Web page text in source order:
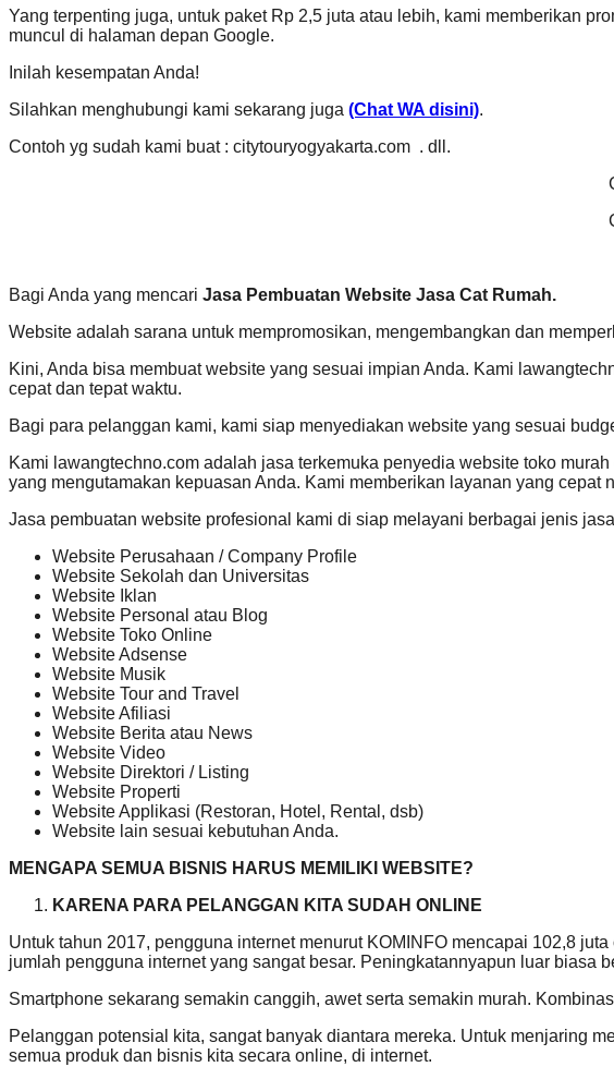
Yang terpenting juga, untuk paket Rp 2,5 juta atau lebih, kami memberikan
muncul di halaman depan Google.
Inilah kesempatan Anda!
Silahkan menghubungi kami sekarang juga (Chat WA disini).
Contoh yg sudah kami buat : citytouryogyakarta.com . dll.
Bagi Anda yang mencari Jasa Pembuatan Website Jasa Cat Rumah.
Website adalah sarana untuk mempromosikan, mengembangkan dan
Kini, Anda bisa membuat website yang sesuai impian Anda. Kami
cepat dan tepat waktu.
Bagi para pelanggan kami, kami siap menyediakan website yang sesuai
Kami lawangtechno.com adalah jasa terkemuka penyedia website toko
yang mengutamakan kepuasan Anda. Kami memberikan layanan yang cepat
Jasa pembuatan website profesional kami di siap melayani berbagai jenis
Website Perusahaan / Company Profile
Website Sekolah dan Universitas
Website Iklan
Website Personal atau Blog
Website Toko Online
Website Adsense
Website Musik
Website Tour and Travel
Website Afiliasi
Website Berita atau News
Website Video
Website Direktori / Listing
Website Properti
Website Applikasi (Restoran, Hotel, Rental, dsb)
Website lain sesuai kebutuhan Anda.
MENGAPA SEMUA BISNIS HARUS MEMILIKI WEBSITE?
KARENA PARA PELANGGAN KITA SUDAH ONLINE
Untuk tahun 2017, pengguna internet menurut KOMINFO mencapai 102,8
jumlah pengguna internet yang sangat besar. Peningkatannyapun luar biasa
Smartphone sekarang semakin canggih, awet serta semakin murah.
Pelanggan potensial kita, sangat banyak diantara mereka. Untuk menjaring
semua produk dan bisnis kita secara online, di internet.